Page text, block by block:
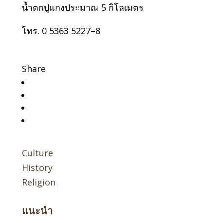
น้ำตกปูแกงประมาณ 5 กิโลเมตร
โทร. 0 5363 5227–8
Share
Culture
History
Religion
แนะนำ